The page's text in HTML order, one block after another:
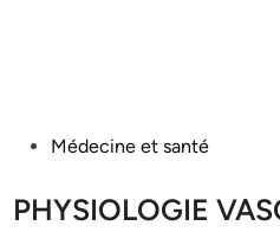
PostedMédecine et santé
PHYSIOLOGIE